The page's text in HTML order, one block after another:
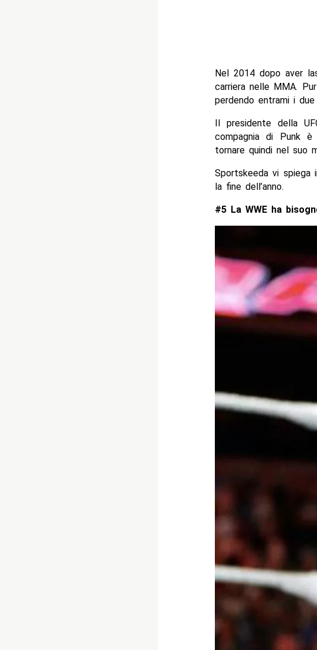
Nel 2014 dopo aver
carriera nelle MMA.
perdendo entrami i
Il presidente della
compagnia di Punk
tornare quindi nel suo
Sportskeeda vi spiega
la fine dell’anno.
#5 La WWE ha